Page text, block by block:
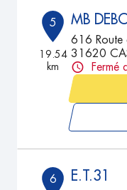
5
19.54
km
MB
616 Route
31620
Fermé
6 E.T.31